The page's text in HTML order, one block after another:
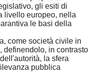
gli esiti di
livello europeo, nella
le basi della
come società civile in
definendolo, in contrasto
la sfera
pubblica